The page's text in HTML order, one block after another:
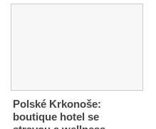
Polské Krkonoše:
boutique hotel se